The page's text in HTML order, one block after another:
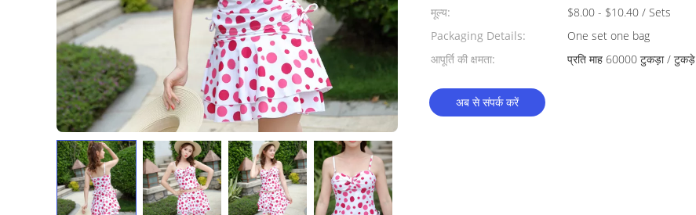
मूल्य:
$8.00 - $10.40 / Sets
Packaging Details:
One set one bag
आपूर्ति की क्षमता:
प्रति माह 60000 टुकड़ा / टुकड़े
अब से संपर्क करें